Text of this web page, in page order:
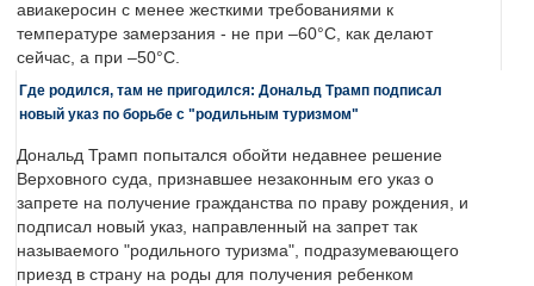
авиакеросин с менее жесткими требованиями к
температуре замерзания - не при –60°C, как делают
сейчас, а при –50°C.
Где родился, там не пригодился: Дональд Трамп подписал
новый указ по борьбе с "родильным туризмом"
Дональд Трамп попытался обойти недавнее решение
Верховного суда, признавшее незаконным его указ о
запрете на получение гражданства по праву рождения, и
подписал новый указ, направленный на запрет так
называемого "родильного туризма", подразумевающего
приезд в страну на роды для получения ребенком